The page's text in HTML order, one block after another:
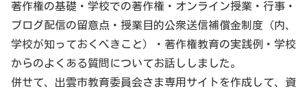
著作権の基礎・学校での著作権・オンライン授業・行事・
ブログ配信の留意点・授業目的公衆送信補償金制度（内、
学校が知っておくべきこと）・著作権教育の実践例・学校
からのよくある質問についてお話ししました。
併せて、出雲市教育委員会さま専用サイトを作成して、資